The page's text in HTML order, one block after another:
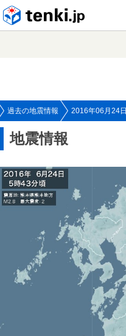
過去の地震情報 2016年06月24日
地震情報